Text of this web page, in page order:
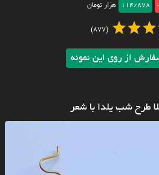
114/878 هزار تومان
(877)
از روی این نمونه
طرح شب یلدا با شعر